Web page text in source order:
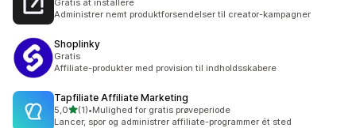
Gratis at installere
Administrer nemt produktforsendelser til creator-kampagner
Shoplinky
Gratis
Affiliate-produkter med provision til indholdsskabere
Tapfiliate Affiliate Marketing
5,0ud af 5 stjerner
(1)
1 anmeldelser i alt
•Mulighed for gratis prøveperiode
Lancer, spor og administrer affiliate-programmer ét sted